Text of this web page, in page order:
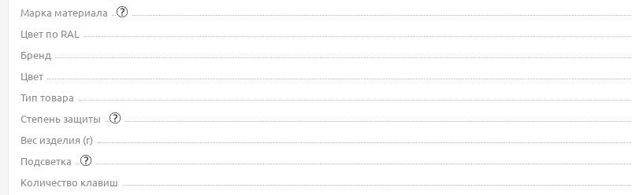
Марка материала
Цвет по RAL
Бренд
Цвет
Тип товара
Степень защиты
Вес изделия (г)
Подсветка
Количество клавиш